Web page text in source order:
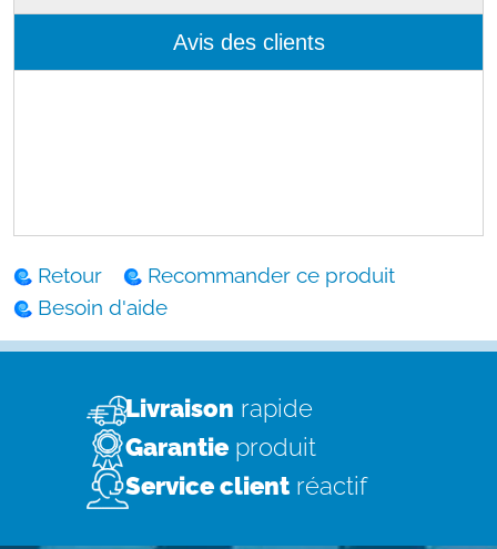
Avis des clients
Retour
Recommander ce produit
Besoin d'aide
Livraison rapide
Garantie produit
Service client réactif